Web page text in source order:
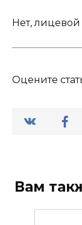
Нет, лицевой
Оцените
Вам